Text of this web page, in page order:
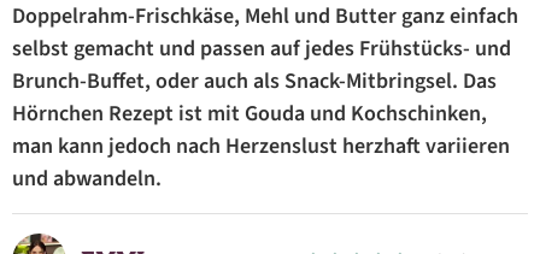
Doppelrahm-Frischkäse, Mehl und Butter ganz einfach
selbst gemacht und passen auf jedes Frühstücks- und
Brunch-Buffet, oder auch als Snack-Mitbringsel. Das
Hörnchen Rezept ist mit Gouda und Kochschinken,
man kann jedoch nach Herzenslust herzhaft variieren
und abwandeln.